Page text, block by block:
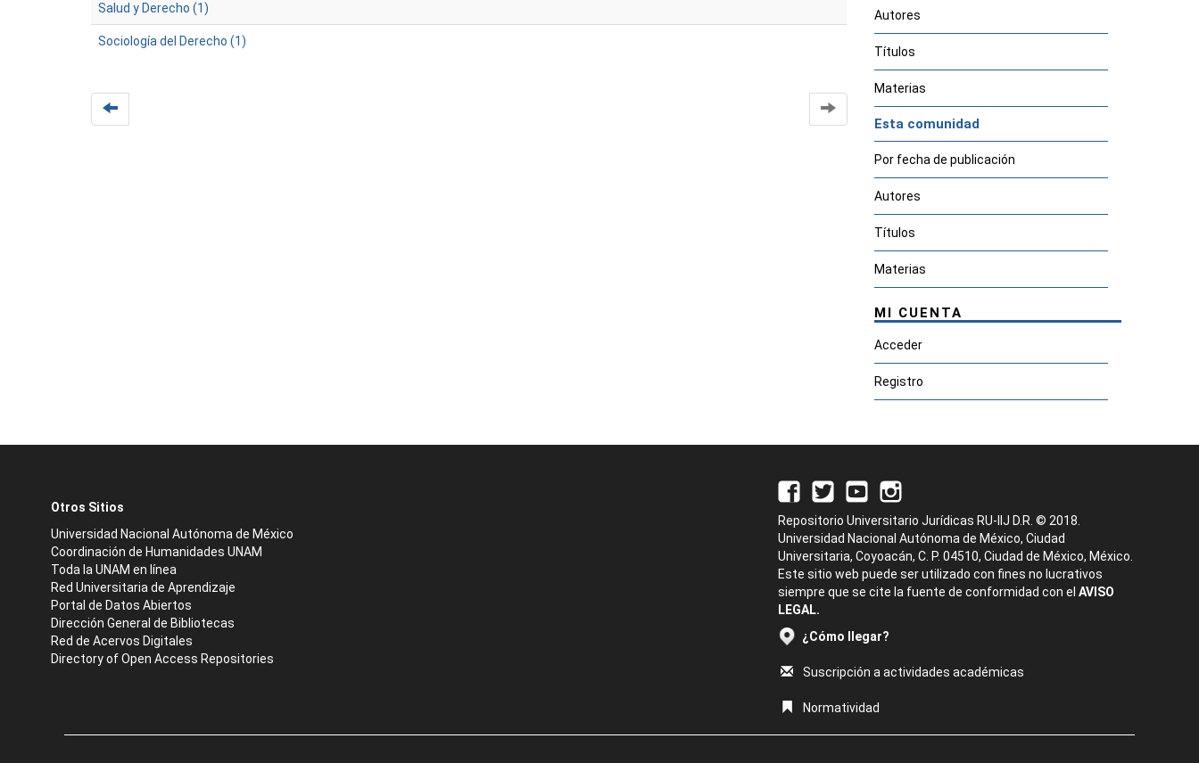
Salud y Derecho (1)
Sociología del Derecho (1)
Autores
Títulos
Materias
Esta comunidad
Por fecha de publicación
Autores
Títulos
Materias
MI CUENTA
Acceder
Registro
Otros Sitios
Universidad Nacional Autónoma de México
Coordinación de Humanidades UNAM
Toda la UNAM en línea
Red Universitaria de Aprendizaje
Portal de Datos Abiertos
Dirección General de Bibliotecas
Red de Acervos Digitales
Directory of Open Access Repositories
Repositorio Universitario Jurídicas RU-IIJ D.R. © 2018.
Universidad Nacional Autónoma de México, Ciudad
Universitaria, Coyoacán, C. P. 04510, Ciudad de México, México.
Este sitio web puede ser utilizado con fines no lucrativos
siempre que se cite la fuente de conformidad con el AVISO
LEGAL.
¿Cómo llegar?
Suscripción a actividades académicas
Normatividad